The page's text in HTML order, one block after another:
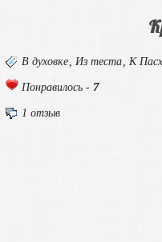
В духовке, Из теста, К
Понравилось -7
1 отзыв